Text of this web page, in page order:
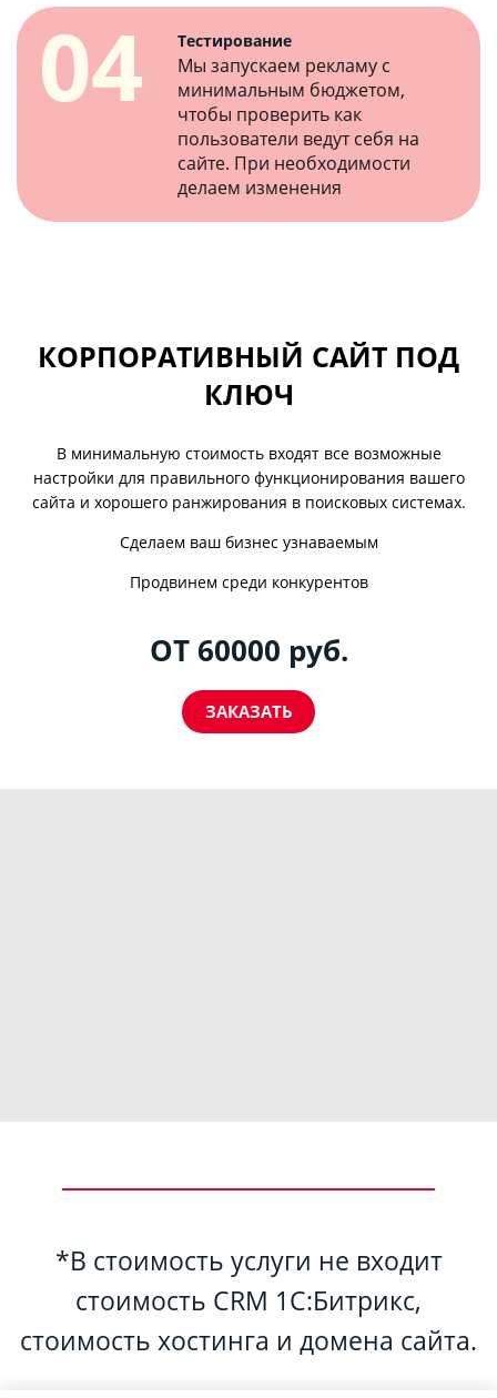
04 Тестирование
Мы запускаем рекламу с
минимальным бюджетом,
чтобы проверить как
пользователи ведут себя на
сайте. При необходимости
делаем изменения
КОРПОРАТИВНЫЙ САЙТ ПОД
КЛЮЧ
В минимальную стоимость входят все возможные
настройки для правильного функционирования вашего
сайта и хорошего ранжирования в поисковых системах.
Сделаем ваш бизнес узнаваемым
Продвинем среди конкурентов
ОТ 60000 руб.
ЗАКАЗАТЬ
*В стоимость услуги не входит
стоимость CRM 1С:Битрикс,
стоимость хостинга и домена сайта.